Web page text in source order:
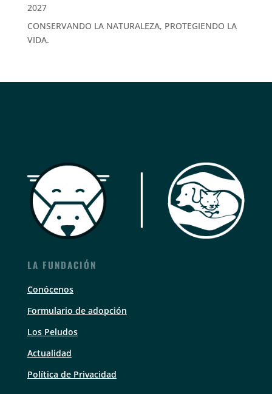
2027
CONSERVANDO LA NATURALEZA, PROTEGIENDO LA
VIDA.
LA FUNDACIÓN
Conócenos
Formulario de adopción
Los Peludos
Actualidad
Política de Privacidad